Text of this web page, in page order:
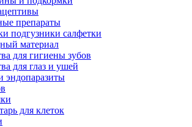
препараты
подгузники салфетки
материал
для гигиены зубов
для глаз и ушей
эндопаразиты
для клеток